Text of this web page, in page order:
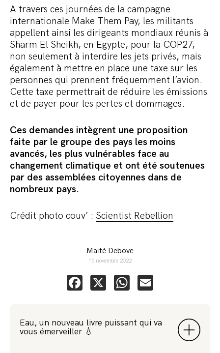
A travers ces journées de la campagne
internationale Make Them Pay, les militants
appellent ainsi les dirigeants mondiaux réunis à
Sharm El Sheikh, en Egypte, pour la COP27,
non seulement à interdire les jets privés, mais
également à mettre en place une taxe sur les
personnes qui prennent fréquemment l’avion.
Cette taxe permettrait de réduire les émissions
et de payer pour les pertes et dommages.
Ces demandes intègrent une proposition
faite par le groupe des pays les moins
avancés, les plus vulnérables face au
changement climatique et ont été soutenues
par des assemblées citoyennes dans de
nombreux pays.
Crédit photo couv’ : Scientist Rebellion
Maïté Debove
15 novembre 2022
Facebook
X WhatsApp
Eau, un nouveau livre puissant qui va
vous émerveiller 💧